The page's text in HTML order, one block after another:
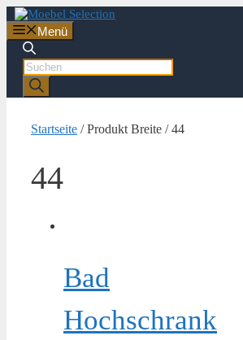
Zum
Inhalt
springen
Menü
Products
search
Startseite / Produkt Breite / 44
44
Bad
Hochschrank